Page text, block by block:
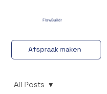
FlowBuildr
Afspraak maken
All Posts